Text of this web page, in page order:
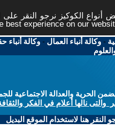
الكوكيز نرجو النقر
best experience on our
-وكالة أنباء العمال -وكالة أنباء
والعدالة الاجتماعية
نالها أعلام في الفكر
هنا لاستخدام الموقع البديل